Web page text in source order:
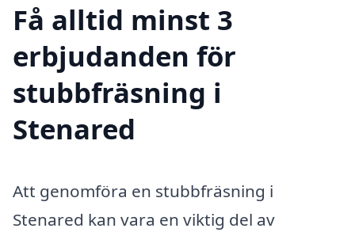
Få alltid minst 3
erbjudanden för
stubbfräsning i
Stenared
Att genomföra en stubbfräsning i
Stenared kan vara en viktig del av